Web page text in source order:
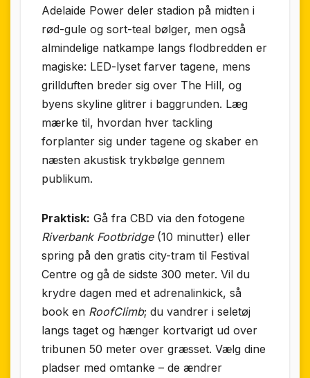
Adelaide Power deler stadion på midten i
rød-gule og sort-teal bølger, men også
almindelige natkampe langs flodbredden er
magiske: LED-lyset farver tagene, mens
grillduften breder sig over The Hill, og
byens skyline glitrer i baggrunden. Læg
mærke til, hvordan hver tackling
forplanter sig under tagene og skaber en
næsten akustisk trykbølge gennem
publikum.
Praktisk: Gå fra CBD via den fotogene
Riverbank Footbridge(10 minutter) eller
spring på den gratis city-tram til Festival
Centre og gå de sidste 300 meter. Vil du
krydre dagen med et adrenalinkick, så
book en RoofClimb; du vandrer i seletøj
langs taget og hænger kortvarigt ud over
tribunen 50 meter over græsset. Vælg dine
pladser med omtanke – de ændrer